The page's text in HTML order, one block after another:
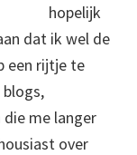
hopelijk
dat ik wel de
een rijtje te
me langer
over